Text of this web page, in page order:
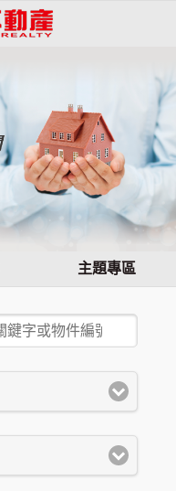
主題專區